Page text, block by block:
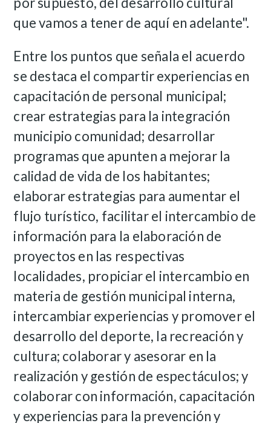
que vamos a tener de aquí en adelante".
Entre los puntos que señala el acuerdo
se destaca el compartir experiencias en
capacitación de personal municipal;
crear estrategias para la integración
municipio comunidad; desarrollar
programas que apunten a mejorar la
calidad de vida de los habitantes;
elaborar estrategias para aumentar el
flujo turístico, facilitar el intercambio de
información para la elaboración de
proyectos en las respectivas
localidades, propiciar el intercambio en
materia de gestión municipal interna,
intercambiar experiencias y promover el
desarrollo del deporte, la recreación y
cultura; colaborar y asesorar en la
realización y gestión de espectáculos; y
colaborar con información, capacitación
y experiencias para la prevención y